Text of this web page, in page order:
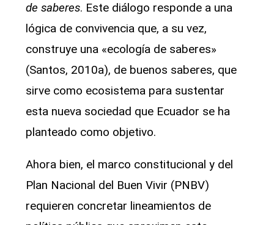
de saberes. Este diálogo responde a una
lógica de convivencia que, a su vez,
construye una «ecología de saberes»
(Santos, 2010a), de buenos saberes, que
sirve como ecosistema para sustentar
esta nueva sociedad que Ecuador se ha
planteado como objetivo.
Ahora bien, el marco constitucional y del
Plan Nacional del Buen Vivir (PNBV)
requieren concretar lineamientos de